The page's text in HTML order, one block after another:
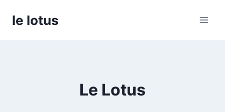
le lotus
Le Lotus